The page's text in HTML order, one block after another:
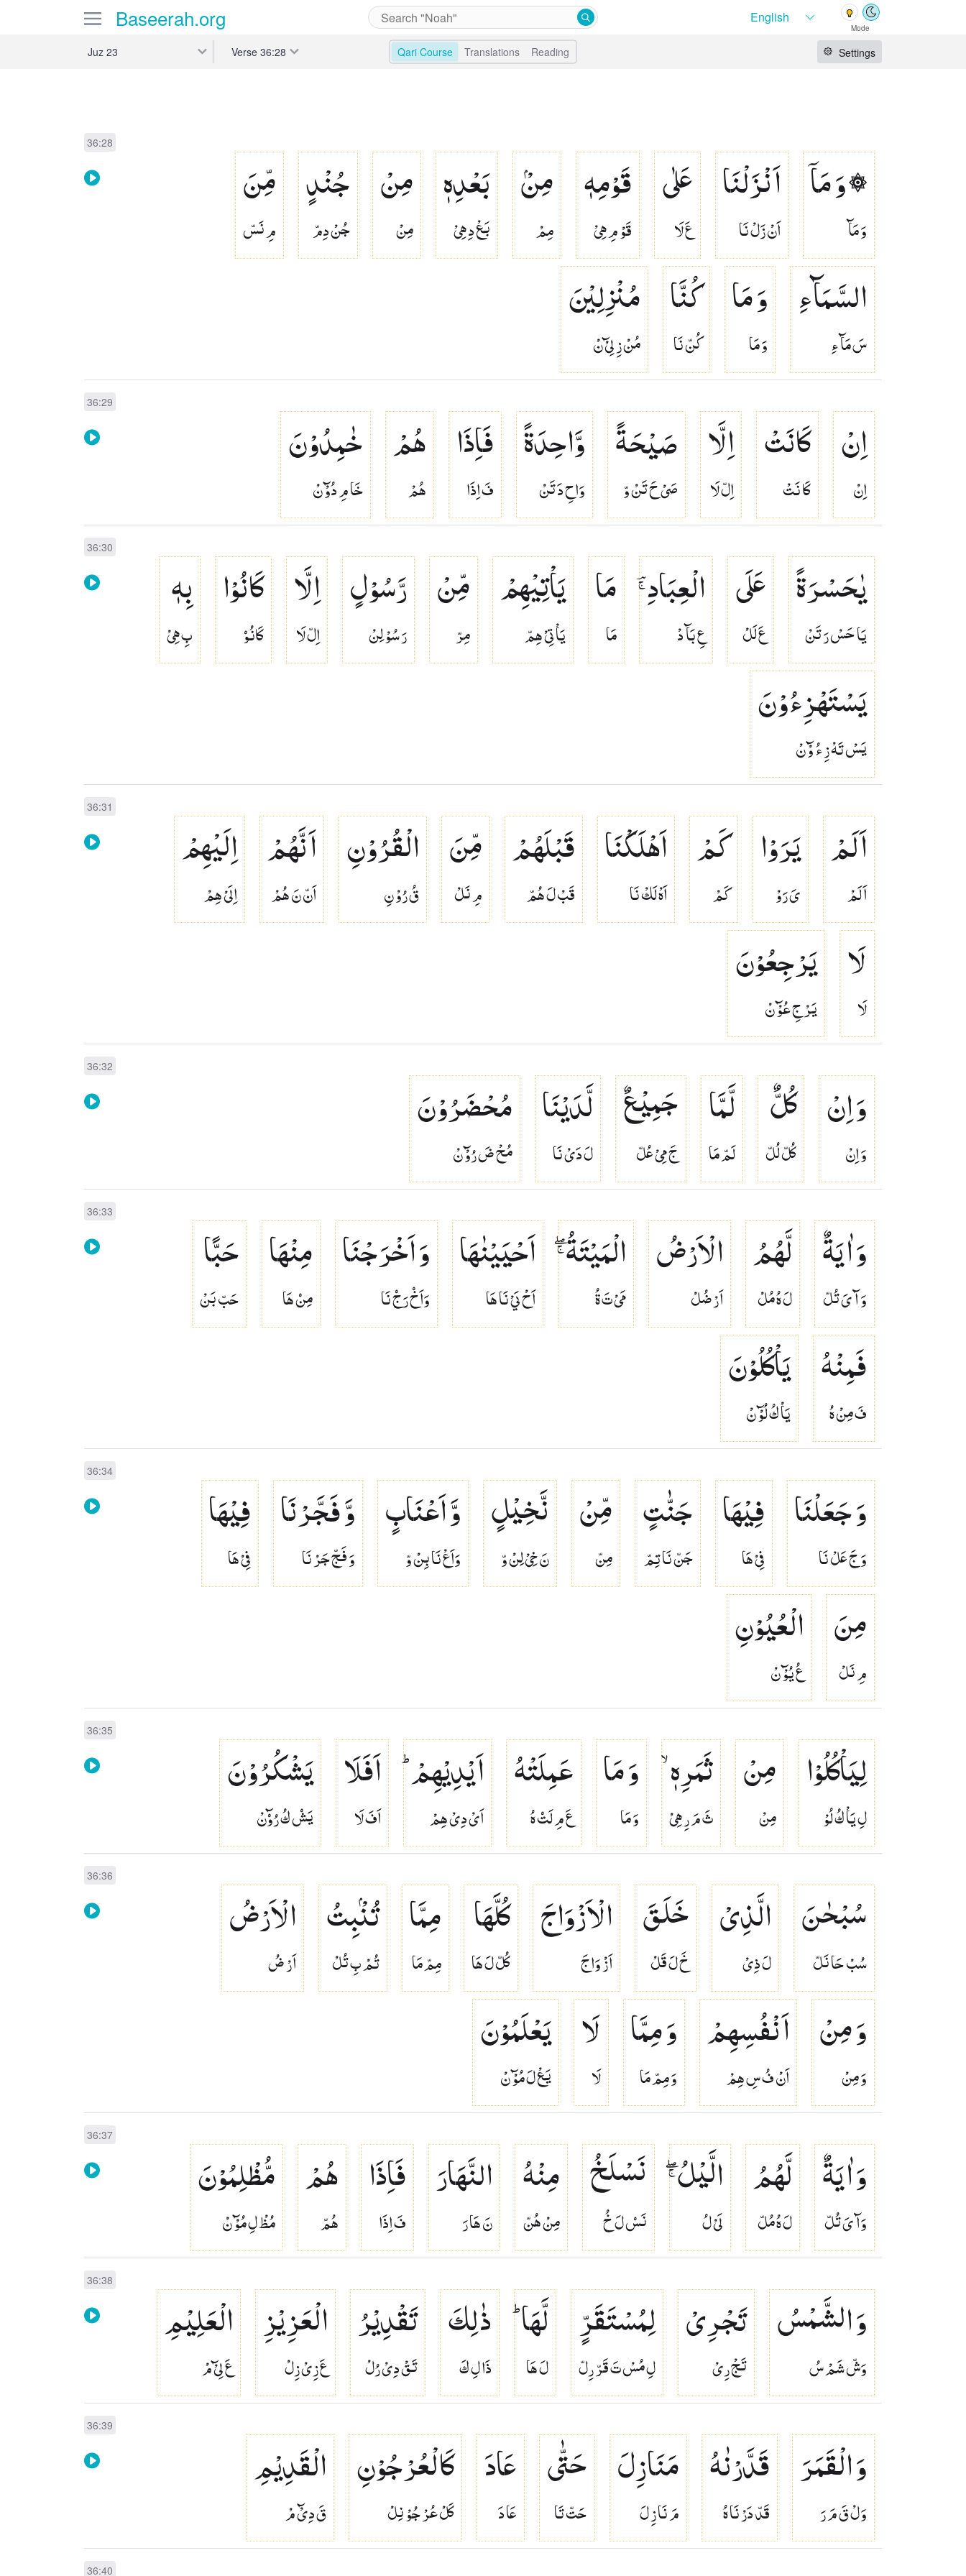
Baseerah.org Mode
Juz 23 Verse 36:28 Qari Course Translations Reading Settings
36:28
۞ وَ مَاۤ
وَ مَآ
اَنْزَلْنَا
اَنْ زَلْ نَا
عَلٰی
عَ لَا
قَوْمِهٖ
قَوْ مِ هِىْ
مِنْۢ
مِمْ
بَعْدِهٖ
بَعْ دِ هِىْ
مِنْ
مِنْ
جُنْدٍ
جُنْ دِمّ
مِّنَ
مِ نَسّ
السَّمَآءِ
سَ مَآ ءِ
وَ مَا
وَ مَا
كُنَّا
كُنّ نَا
مُنْزِلِیْنَ
مُنْ زِ لِىْٓ نْ
36:29
اِنْ
اِنْ
كَانَتْ
كَا نَتْ
اِلَّا
اِلّ لَا
صَیْحَةً
صَىْ حَ تَنْ وّ
وَّاحِدَةً
وَاحِ دَ تَنْ
فَاِذَا
فَ اِذَا
هُمْ
هُمْ
خٰمِدُوْنَ
خَا مِ دُوْٓ نْ
36:30
یٰحَسْرَةً
يَا حَسْ رَ تَنْ
عَلَی
عَ لَلْ
الْعِبَادِ ؔۚ
عِ بَآ دْ
مَا
مَا
یَاْتِیْهِمْ
يَاْ تِىْ هِمّ
مِّنْ
مِرّ
رَّسُوْلٍ
رَ سُوْ لِنْ
اِلَّا
اِلّ لَا
كَانُوْا
كَانُوۡ
بِهٖ
بِ هِىْ
یَسْتَهْزِءُوْنَ
يَسْ تَهْ زِ ءُ وْٓ نْ
36:31
اَلَمْ
اَلَمْ
یَرَوْا
ىَ رَوْ
كَمْ
كَمْ
اَهْلَكْنَا
اَهْ لَكْ نَا
قَبْلَهُمْ
قَبْ لَ هُمّ
مِّنَ
مِ نَلْ
الْقُرُوْنِ
قُ رُوْ نِ
اَنَّهُمْ
اَنّ نَ هُمْ
اِلَیْهِمْ
اِلَىْ هِمْ
لَا
لَا
یَرْجِعُوْنَ
يَرْ جِ عُوْٓ نْ
36:32
وَ اِنْ
وَ اِنْ
كُلٌّ
كُلّ لُلّ
لَّمَّا
لَمّ مَا
جَمِیْعٌ
جَ مِىْ عُلّ
لَّدَیْنَا
لَ دَىْ نَا
مُحْضَرُوْنَ
مُحْ ضَ رُوْٓ نْ
36:33
وَ اٰیَةٌ
وَ آ ىَ تُلّ
لَّهُمُ
لَ هُ مُلْ
الْاَرْضُ
اَرْ ضُلْ
الْمَیْتَةُ ۖۚ
مَىْ تَ ةُ
اَحْیَیْنٰهَا
اَحْ يَىْ نَا هَا
وَ اَخْرَجْنَا
وَاَخۡ رَجۡ نَا
مِنْهَا
مِنۡ هَا
حَبًّا
حَبّ بَنْ
فَمِنْهُ
فَ مِنْ هُ
یَاْكُلُوْنَ
يَاْ كُ لُوْٓ نْ
36:34
وَ جَعَلْنَا
وَ جَ عَلْ نَا
فِیْهَا
فِىْ هَا
جَنّٰتٍ
جَنّ نَا تِمّ
مِّنْ
مِنّ
نَّخِیْلٍ
نَ خِىْ لِنْ وّ
وَّ اَعْنَابٍ
وَاَعْ نَا بِنْ وّ
وَّ فَجَّرْنَا
وَ فَجّ جَرْ نَا
فِیْهَا
فِىْ هَا
مِنَ
مِ نَلْ
الْعُیُوْنِ
عُ يُوْٓ نْ
36:35
لِیَاْكُلُوْا
لِ يَاْ كُ لُوْ
مِنْ
مِنْ
ثَمَرِهٖ ۙ
ثَ مَ رِ هِىْ
وَ مَا
وَ مَا
عَمِلَتْهُ
عَ مِ لَتۡ هُ
اَیْدِیْهِمْ ؕ
اَىْ دِىْ هِمْ
اَفَلَا
اَفَ لَا
یَشْكُرُوْنَ
يَشۡ كُ رُوۡٓنْ‏
36:36
سُبْحٰنَ
سُبْ حَا نَلّ
الَّذِیْ
لَ ذِىْ
خَلَقَ
خَ لَ قَلْ
الْاَزْوَاجَ
اَزْ وَاجَ
كُلَّهَا
كُلّ لَ هَا
مِمَّا
مِمّ مَا
تُنْۢبِتُ
تُمْ بِ تُلْ
الْاَرْضُ
اَرْ ضُ
وَ مِنْ
وَ مِنْ
اَنْفُسِهِمْ
اَنْ فُ سِ هِمْ
وَ مِمَّا
وَ مِمّ مَا
لَا
لَا
یَعْلَمُوْنَ
يَعْ لَ مُوْٓ نْ
36:37
وَ اٰیَةٌ
وَآ ىَ تُلّ
لَّهُمُ
لَ هُ مُلّ
الَّیْلُ ۖۚ
لَىْ لُ
نَسْلَخُ
نَسۡ لَ خُ
مِنْهُ
مِنْ هُنّ
النَّهَارَ
نَ هَا رَ
فَاِذَا
فَ اِذَا
هُمْ
هُمّ
مُّظْلِمُوْنَ
مُظْ لِ مُوْٓ نْ
36:38
وَ الشَّمْسُ
وَشّ شَمْ سُ
تَجْرِیْ
تَجْ رِىْ
لِمُسْتَقَرٍّ
لِ مُسْ تَ قَرّ رِلّ
لَّهَا ؕ
لَ هَا
ذٰلِكَ
ذَا لِ كَ
تَقْدِیْرُ
تَقْ دِىْ رُلْ
الْعَزِیْزِ
عَ زِىْ زِلْ
الْعَلِیْمِ
عَ لِىْٓ مْ
36:39
وَ الْقَمَرَ
وَلْ قَ مَ رَ
قَدَّرْنٰهُ
قَدّ دَرْ نَا هُ
مَنَازِلَ
مَ نَا زِ لَ
حَتّٰی
حَتّ تَا
عَادَ
عَا دَ
كَالْعُرْجُوْنِ
كَلْ عُرْ جُوْ نِلْ
الْقَدِیْمِ
قَ دِىْٓ مْ
36:40